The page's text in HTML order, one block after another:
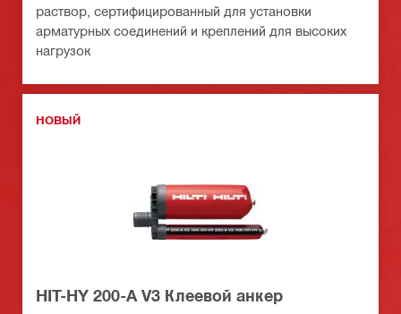
раствор, сертифицированный для установки
арматурных соединений и креплений для высоких
нагрузок
НОВЫЙ
HIT-HY 200-A V3 Клеевой анкер